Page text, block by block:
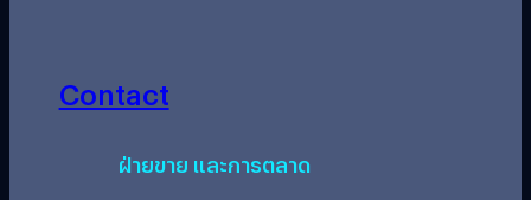
Contact
ฝ่ายขาย และการตลาด